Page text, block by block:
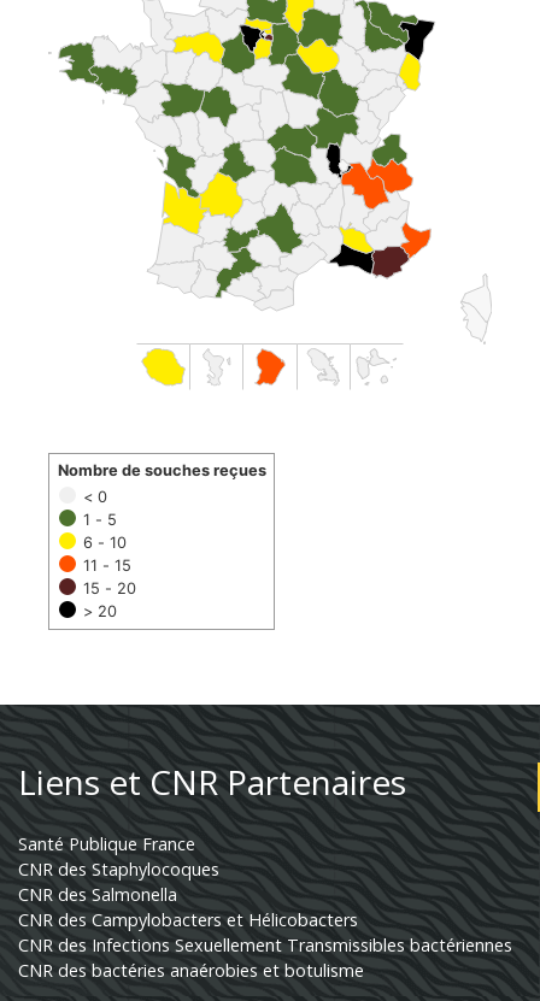
< 0
1 - 5
6 - 10
11 - 15
15 - 20
> 20
Nombre de souches reçues
Liens et CNR Partenaires
Santé Publique France
CNR des Staphylocoques
CNR des Salmonella
CNR des Campylobacters et Hélicobacters
CNR des Infections Sexuellement Transmissibles bactériennes
CNR des bactéries anaérobies et botulisme